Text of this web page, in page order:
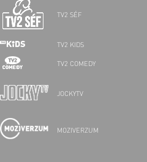
TV2 SÉF
TV2 KIDS
TV2 COMEDY
JOCKYTV
MOZIVERZUM